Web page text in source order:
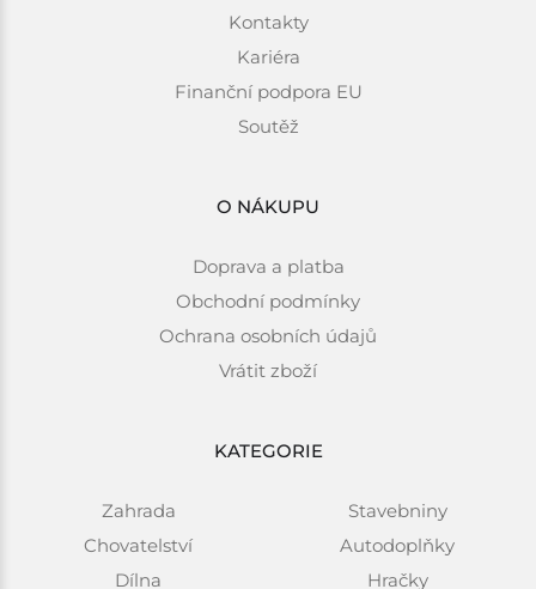
Kontakty
Kariéra
Finanční podpora EU
Soutěž
O NÁKUPU
Doprava a platba
Obchodní podmínky
Ochrana osobních údajů
Vrátit zboží
KATEGORIE
Zahrada
Chovatelství
Dílna
Stavebniny
Autodoplňky
Hračky